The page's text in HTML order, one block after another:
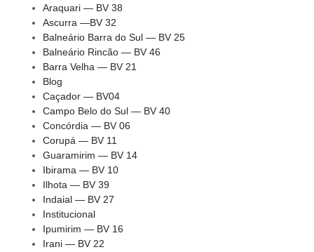
Araquari — BV 38
Ascurra —BV 32
Balneário Barra do Sul — BV 25
Balneário Rincão — BV 46
Barra Velha — BV 21
Blog
Caçador — BV04
Campo Belo do Sul — BV 40
Concórdia — BV 06
Corupá — BV 11
Guaramirim — BV 14
Ibirama — BV 10
Ilhota — BV 39
Indaial — BV 27
Institucional
Ipumirim — BV 16
Irani — BV 22